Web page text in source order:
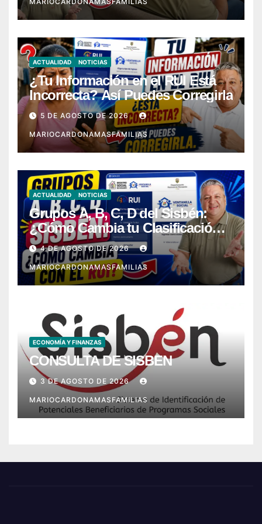
ACTUALIDAD NOTICIAS
¿Tu Información en el RUI Está
Incorrecta? Así Puedes Corregirla
5 DE AGOSTO DE 2026
MARIOCARDONAMASFAMILIAS
ACTUALIDAD NOTICIAS
Grupos A, B, C, D del Sisbén:
¿Cómo Cambia tu Clasificación
con el RUI?
4 DE AGOSTO DE 2026
MARIOCARDONAMASFAMILIAS
ECONOMÍA Y FINANZAS
CONSULTA DE SISBEN
3 DE AGOSTO DE 2026
MARIOCARDONAMASFAMILIAS